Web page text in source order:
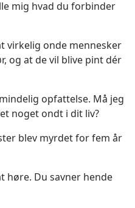
mig hvad du forbinder
virkelig onde mennesker
og at de vil blive pint dér
opfattelse. Må jeg
noget ondt i dit liv?
blev myrdet for fem år
høre. Du savner hende